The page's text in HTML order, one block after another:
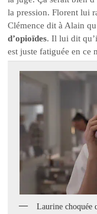
la pression. Florent lui
Clémence dit à Alain
d’opioïdes. Il lui dit
est juste fatiguée en ce
Laurine choquée